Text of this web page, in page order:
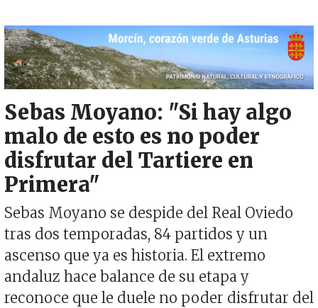
Image
Sebas Moyano: "Si hay algo
malo de esto es no poder
disfrutar del Tartiere en
Primera"
Sebas Moyano se despide del Real Oviedo
tras dos temporadas, 84 partidos y un
ascenso que ya es historia. El extremo
andaluz hace balance de su etapa y
reconoce que le duele no poder disfrutar del